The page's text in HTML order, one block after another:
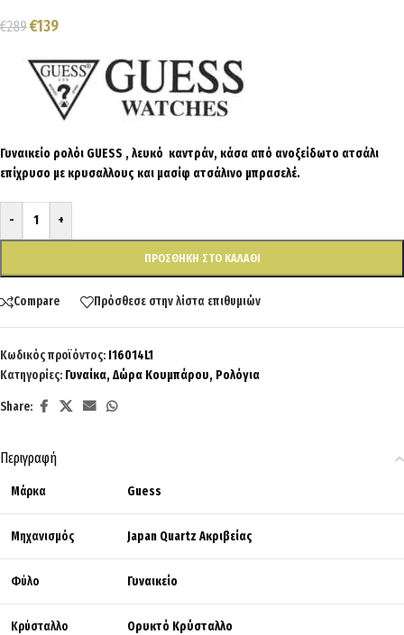
€289€139
Γυναικείο ρολόι GUESS , λευκό καντράν, κάσα από ανοξείδωτο ατσάλι
επίχρυσο με κρυσαλλους και μασίφ ατσάλινο μπρασελέ.
- +
ΠΡΟΣΘΉΚΗ ΣΤΟ ΚΑΛΆΘΙ
Compare Πρόσθεσε στην λίστα επιθυμιών
Κωδικός προϊόντος: I16014L1
Κατηγορίες: Γυναίκα,Δώρα Κουμπάρου, Ρολόγια
Share:
Περιγραφή
Μάρκα Guess
Μηχανισμός Japan Quartz Ακριβείας
Φύλο Γυναικείο
Κρύσταλλο Ορυκτό Κρύσταλλο